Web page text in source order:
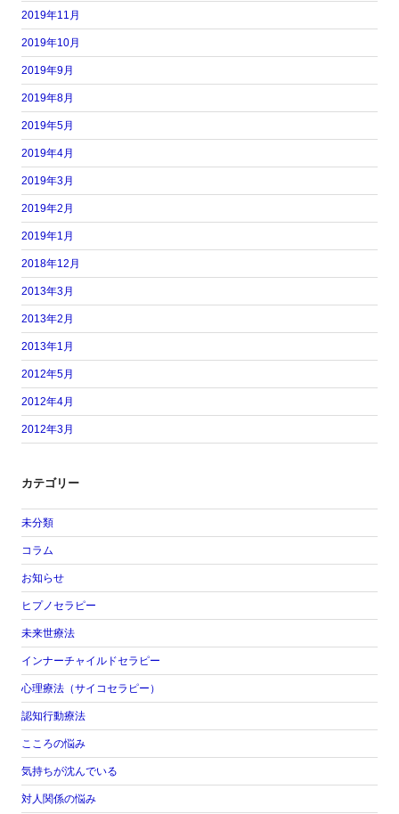
2019年11月
2019年10月
2019年9月
2019年8月
2019年5月
2019年4月
2019年3月
2019年2月
2019年1月
2018年12月
2013年3月
2013年2月
2013年1月
2012年5月
2012年4月
2012年3月
カテゴリー
未分類
コラム
お知らせ
ヒプノセラピー
未来世療法
インナーチャイルドセラピー
心理療法（サイコセラピー）
認知行動療法
こころの悩み
気持ちが沈んでいる
対人関係の悩み